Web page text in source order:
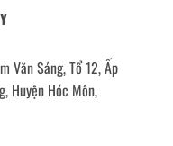
Văn Sáng, Tổ 12, Ấp
Huyện Hóc Môn,